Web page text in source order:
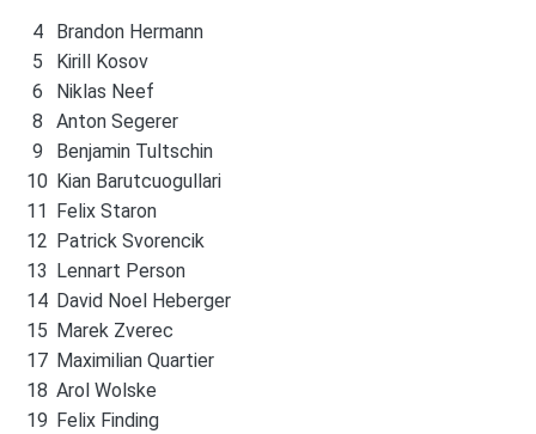
4
Brandon Hermann
5
Kirill Kosov
6
Niklas Neef
8
Anton Segerer
9
Benjamin Tultschin
10 Kian Barutcuogullari
11 Felix Staron
12 Patrick Svorencik
13 Lennart Person
14 David Noel Heberger
15 Marek Zverec
17 Maximilian Quartier
18 Arol Wolske
19 Felix Finding